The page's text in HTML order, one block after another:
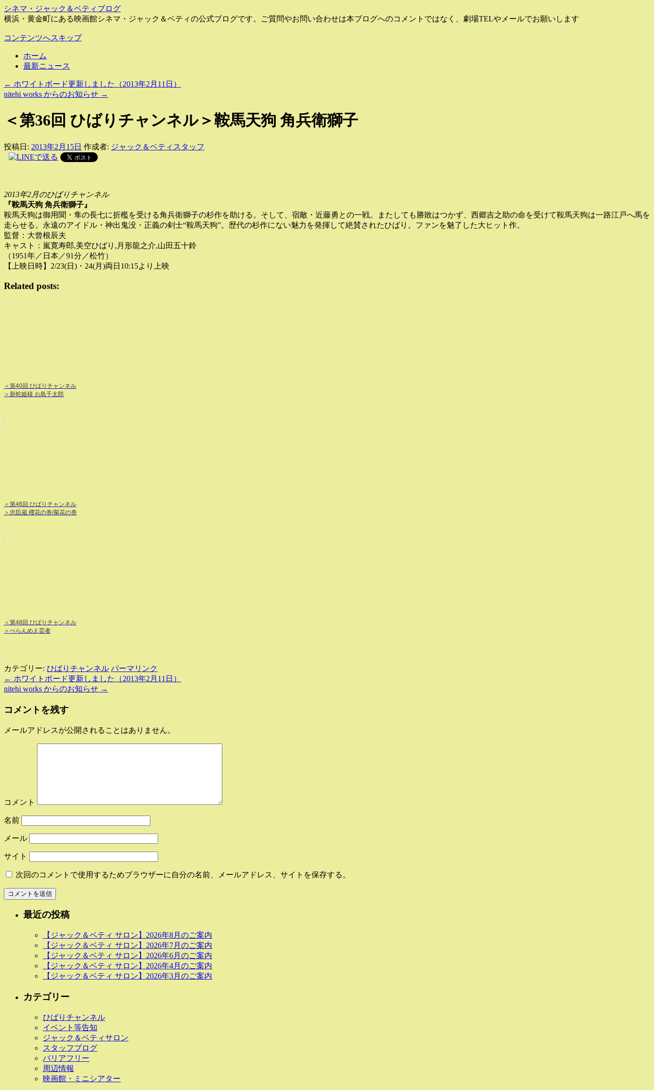
シネマ・ジャック＆ベティブログ
横浜・黄金町にある映画館シネマ・ジャック＆ベティの公式ブログです。ご質問やお問い合わせは本ブログへのコメントではなく、劇場TELやメールでお願いします
コンテンツへスキップ
ホーム
最新ニュース
← ホワイトボード更新しました（2013年2月11日）
nitehi works からのお知らせ →
＜第36回 ひばりチャンネル＞鞍馬天狗 角兵衛獅子
投稿日: 2013年2月15日 作成者: ジャック＆ベティスタッフ
2013年2月のひばりチャンネル
『鞍馬天狗 角兵衛獅子』
鞍馬天狗は御用聞・隼の長七に折檻を受ける角兵衛獅子の杉作を助ける。そして、宿敵・近藤勇との一戦。またしても勝敗はつかず、西郷吉之助の命を受けて鞍馬天狗は一路江戸へ馬を
走らせる。永遠のアイドル・神出鬼没・正義の剣士“鞍馬天狗”。歴代の杉作にない魅力を発揮して絶賛されたひばり。ファンを魅了した大ヒット作。
監督：大曾根辰夫
キャスト：嵐寛寿郎,美空ひばり,月形龍之介,山田五十鈴
（1951年／日本／91分／松竹）
【上映日時】2/23(日)・24(月)両日10:15より上映
Related posts:
＜第40回 ひばりチャンネル
＞新蛇姫様 お島千太郎
＜第46回 ひばりチャンネル
＞忠臣蔵 櫻花の巻/菊花の巻
＜第48回 ひばりチャンネル
＞べらんめえ芸者
カテゴリー: ひばりチャンネル パーマリンク
← ホワイトボード更新しました（2013年2月11日）
nitehi works からのお知らせ →
コメントを残す
メールアドレスが公開されることはありません。
コメント
名前
メール
サイト
次回のコメントで使用するためブラウザーに自分の名前、メールアドレス、サイトを保存する。
最近の投稿
【ジャック＆ベティ サロン】2026年8月のご案内
【ジャック＆ベティ サロン】2026年7月のご案内
【ジャック＆ベティ サロン】2026年6月のご案内
【ジャック＆ベティ サロン】2026年4月のご案内
【ジャック＆ベティ サロン】2026年3月のご案内
カテゴリー
ひばりチャンネル
イベント等告知
ジャック＆ベティサロン
スタッフブログ
バリアフリー
周辺情報
映画館・ミニシアター